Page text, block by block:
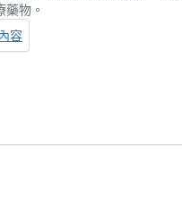
藥物。
容